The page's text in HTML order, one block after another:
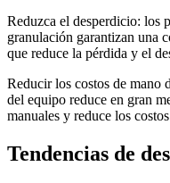
Reduzca el desperdicio: los
granulación garantizan una
que reduce la pérdida y el
Reducir los costos de mano
del equipo reduce en gran
manuales y reduce los
Tendencias de